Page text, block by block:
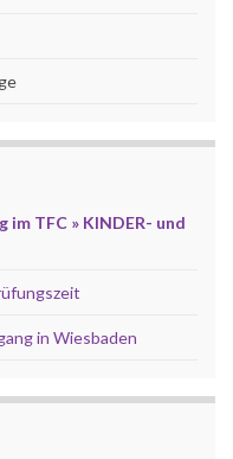
TFC » KINDER- und
in Wiesbaden